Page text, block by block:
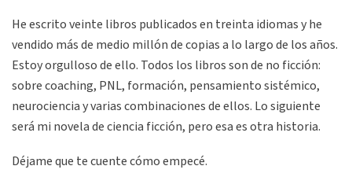
He escrito veinte libros publicados en treinta idiomas y he
vendido más de medio millón de copias a lo largo de los años.
Estoy orgulloso de ello. Todos los libros son de no ficción:
sobre coaching, PNL, formación, pensamiento sistémico,
neurociencia y varias combinaciones de ellos. Lo siguiente
será mi novela de ciencia ficción, pero esa es otra historia.
Déjame que te cuente cómo empecé.